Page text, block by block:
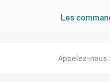
Les
Appelez-nous :